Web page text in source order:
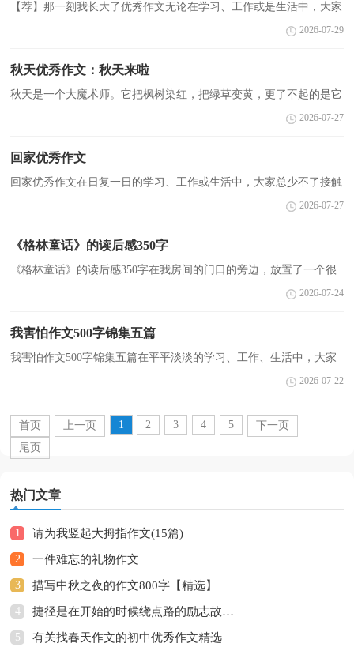
【荐】那一刻我长大了优秀作文无论在学习、工作或是生活中，大家
或多或少都会接触过作文吧，作文是通过文字来表达一个主题意义的
2026-07-29
秋天优秀作文：秋天来啦
秋天是一个大魔术师。它把枫树染红，把绿草变黄，更了不起的是它
能让果子变成酸甜苦的味道，有了她的魔法，就能让坏人尝到苦头
2026-07-27
回家优秀作文
回家优秀作文在日复一日的学习、工作或生活中，大家总少不了接触
作文吧，作文是人们以书面形式表情达意的言语活动。为了让您在写
2026-07-27
《格林童话》的读后感350字
《格林童话》的读后感350字在我房间的门口的旁边，放置了一个很
大的乳白色的大书柜。里面装了很多很多的书，比如说什么《周恩来
2026-07-24
我害怕作文500字锦集五篇
我害怕作文500字锦集五篇在平平淡淡的学习、工作、生活中，大家
都经常看到作文的身影吧，作文可分为小学作文、中学作文、大学作
2026-07-22
首页 上一页 1 2 3 4 5
下一页
尾页
热门文章
1 请为我竖起大拇指作文(15篇)
2 一件难忘的礼物作文
3 描写中秋之夜的作文800字【精选】
4 捷径是在开始的时候绕点路的励志故事（精选13篇）
5 有关找春天作文的初中优秀作文精选